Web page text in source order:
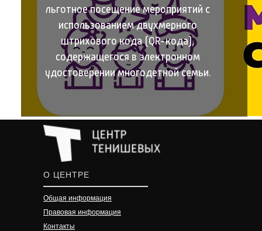
льготное посещение мероприятий с
использованием двухмерного
штрихового кода (QR-кода),
содержащегося в электронном
удостоверении многодетной семьи.
О ЦЕНТРЕ
Общая информация
Правовая информация
Контакты